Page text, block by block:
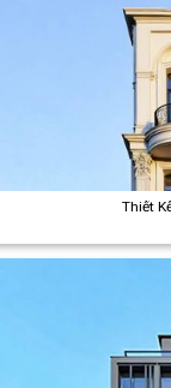
Thiết